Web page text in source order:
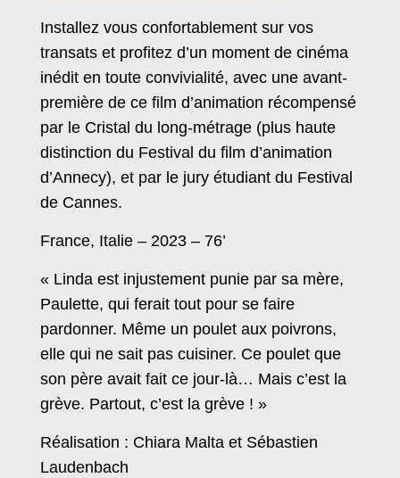
Installez vous confortablement sur vos
transats et profitez d’un moment de cinéma
inédit en toute convivialité, avec une avant-
première de ce film d’animation récompensé
par le Cristal du long-métrage (plus haute
distinction du Festival du film d’animation
d’Annecy), et par le jury étudiant du Festival
de Cannes.
France, Italie – 2023 – 76’
« Linda est injustement punie par sa mère,
Paulette, qui ferait tout pour se faire
pardonner. Même un poulet aux poivrons,
elle qui ne sait pas cuisiner. Ce poulet que
son père avait fait ce jour-là… Mais c’est la
grève. Partout, c’est la grève ! »
Réalisation : Chiara Malta et Sébastien
Laudenbach